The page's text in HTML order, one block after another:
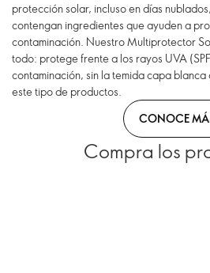
protección solar, incluso en días
contengan ingredientes que ayuden a
contaminación. Nuestro Multiprotector
todo: protege frente a los rayos UVA
contaminación, sin la temida capa
este tipo de productos.
CONOCE
Compra los